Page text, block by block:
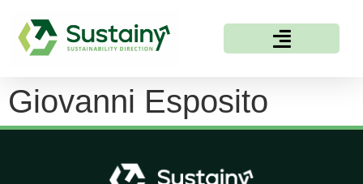
Giovanni Esposito